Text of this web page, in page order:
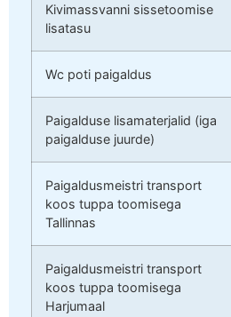
Kivimassvanni sissetoomise
lisatasu
Wc poti paigaldus
Paigalduse lisamaterjalid (iga
paigalduse juurde)
Paigaldusmeistri transport
koos tuppa toomisega
Tallinnas
Paigaldusmeistri transport
koos tuppa toomisega
Harjumaal